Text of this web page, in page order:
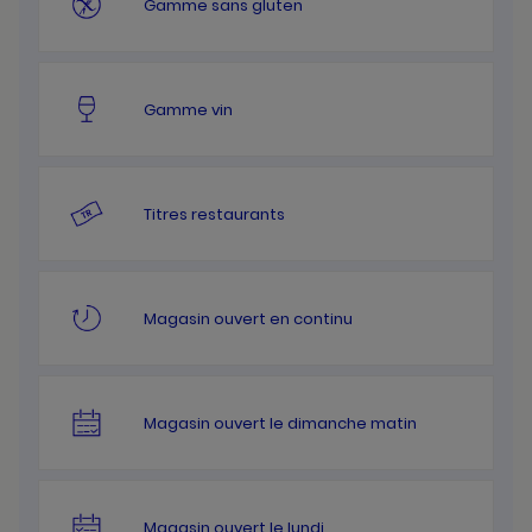
Gamme sans gluten
Gamme vin
Titres restaurants
Magasin ouvert en continu
Magasin ouvert le dimanche matin